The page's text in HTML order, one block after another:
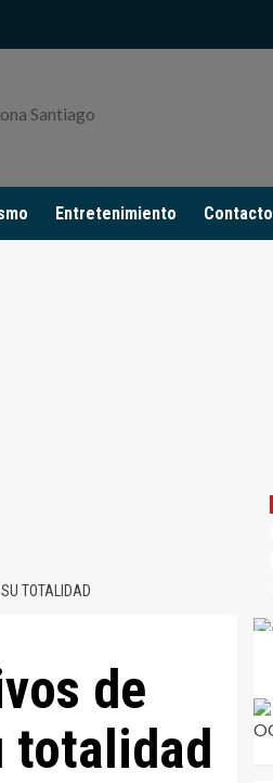
Entretenimiento Contacto
TOTALIDAD
de
totalidad